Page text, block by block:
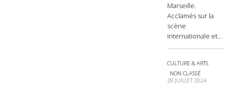
Marseille.
Acclamés sur la
scène
internationale et...
CULTURE & ARTS
NON CLASSÉ
28 JUILLET 2024